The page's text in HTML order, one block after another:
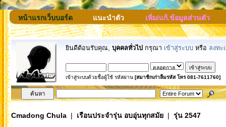
หน้าแรกเว็บบอร์ด แนะนำตัว เพิ่ม/แก้.ข้อมูลส่วนตัว
ยินดีต้อนรับคุณ, บุคคลทั่วไป กรุณา เข้าสู่ระบบ หรือ ลงทะ
เข้าสู่ระบบด้วยชื่อผู้ใช้ รหัสผ่าน [สมาชิกเก่าลืมรหัส โทร 081-7611760]
Cmadong Chula| เรือนประจำรุ่น อบอุ่นทุกสมัย| รุ่น 2547